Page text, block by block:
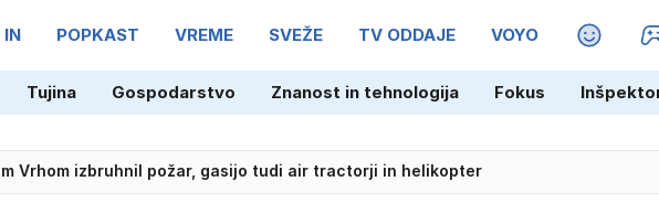
IN POPKAST VREME SVEŽE TV ODDAJE VOYO MAGAZIN
Tujina Gospodarstvo Znanost in tehnologija Fokus
Vrhom izbruhnil požar, gasijo tudi air tractorji in helikopter
trije kolesarji Pogačarjeve ekipe